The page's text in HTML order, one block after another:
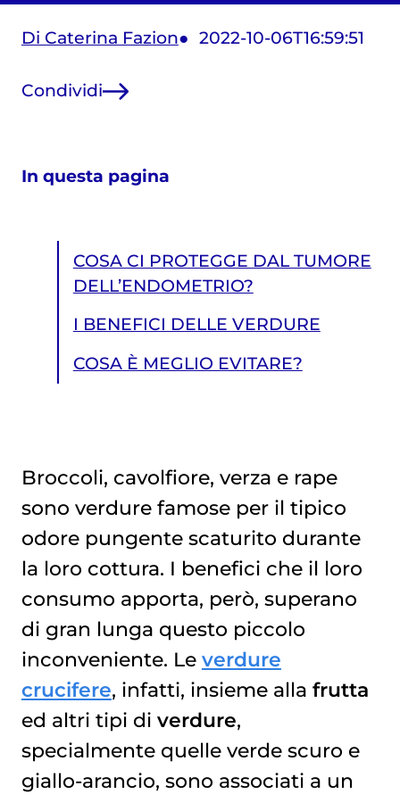
Di Caterina Fazion 2022-10-06T16:59:51
Condividi
In questa pagina
COSA CI PROTEGGE DAL TUMORE
DELL’ENDOMETRIO?
I BENEFICI DELLE VERDURE
COSA È MEGLIO EVITARE?
COSA È MEGLIO EVITARE?
Broccoli, cavolfiore, verza e rape
sono verdure famose per il tipico
odore pungente scaturito durante
la loro cottura. I benefici che il loro
consumo apporta, però, superano
di gran lunga questo piccolo
inconveniente. Le verdure
crucifere, infatti, insieme alla frutta
ed altri tipi di verdure,
specialmente quelle verde scuro e
giallo-arancio, sono associati a un